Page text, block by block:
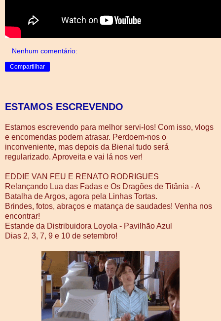
Nenhum comentário:
Compartilhar
ESTAMOS ESCREVENDO
Estamos escrevendo para melhor servi-los! Com isso, vlogs
e encomendas podem atrasar. Perdoem-nos o
inconveniente, mas depois da Bienal tudo será
regularizado. Aproveita e vai lá nos ver!
EDDIE VAN FEU E RENATO RODRIGUES
Relançando Lua das Fadas e Os Dragões de Titânia - A
Batalha de Argos, agora pela Linhas Tortas.
Brindes, fotos, abraços e matança de saudades! Venha nos
encontrar!
Estande da Distribuidora Loyola - Pavilhão Azul
Dias 2, 3, 7, 9 e 10 de setembro!